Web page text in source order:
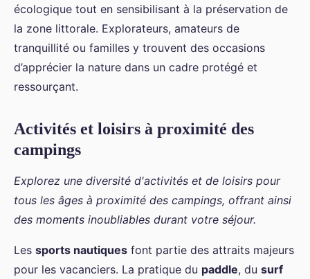
écologique tout en sensibilisant à la préservation de
la zone littorale. Explorateurs, amateurs de
tranquillité ou familles y trouvent des occasions
d’apprécier la nature dans un cadre protégé et
ressourçant.
Activités et loisirs à proximité des
campings
Explorez une diversité d'activités et de loisirs pour
tous les âges à proximité des campings, offrant ainsi
des moments inoubliables durant votre séjour.
Les sports nautiques font partie des attraits majeurs
pour les vacanciers. La pratique du paddle, du surf